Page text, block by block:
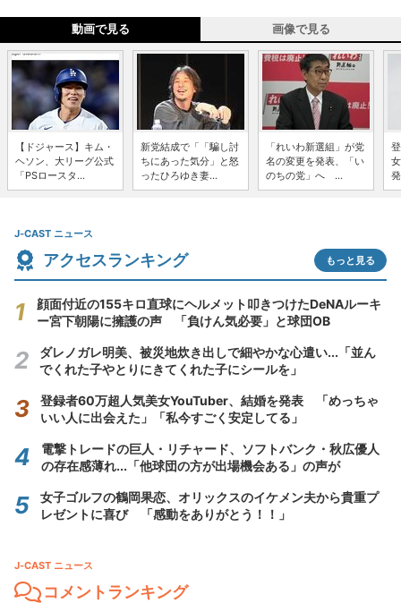
動画で見る 画像で見る
【ドジャース】キム・
ヘソン、大リーグ公式
「PSロースタ...
新党結成で「「騙し討
ちにあった気分」と怒
ったひろゆき妻...
「れいわ新選組」が党
名の変更を発表、「い
のちの党」へ ...
J-CAST ニュース
アクセスランキング もっと見る
顔面付近の155キロ直球にヘルメット叩きつけたDeNAルーキ
ー宮下朝陽に擁護の声 「負けん気必要」と球団OB
ダレノガレ明美、被災地炊き出しで細やかな心遣い...「並ん
でくれた子やとりにきてくれた子にシールを」
登録者60万超人気美女YouTuber、結婚を発表 「めっちゃ
いい人に出会えた」「私今すごく安定してる」
電撃トレードの巨人・リチャード、ソフトバンク・秋広優人
の存在感薄れ...「他球団の方が出場機会ある」の声が
女子ゴルフの鶴岡果恋、オリックスのイケメン夫から貴重プ
レゼントに喜び 「感動をありがとう！！」
J-CAST ニュース
コメントランキング